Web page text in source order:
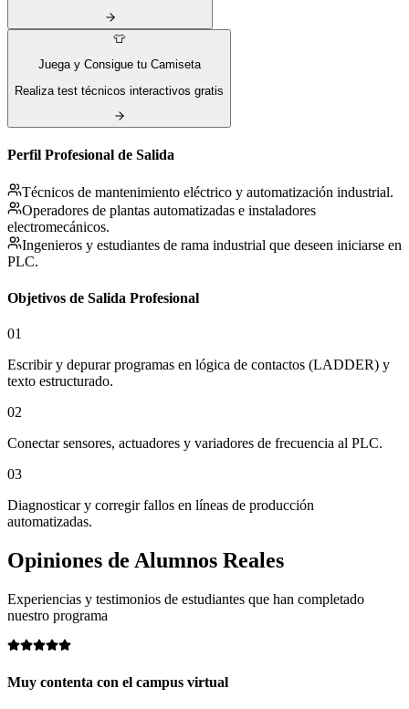
👕
Juega y Consigue tu Camiseta
Realiza test técnicos interactivos gratis
Perfil Profesional de Salida
Técnicos de mantenimiento eléctrico y automatización industrial.
Operadores de plantas automatizadas e instaladores
electromecánicos.
Ingenieros y estudiantes de rama industrial que deseen iniciarse en
PLC.
Objetivos de Salida Profesional
01
Escribir y depurar programas en lógica de contactos (LADDER) y
texto estructurado.
02
Conectar sensores, actuadores y variadores de frecuencia al PLC.
03
Diagnosticar y corregir fallos en líneas de producción
automatizadas.
Opiniones de Alumnos Reales
Experiencias y testimonios de estudiantes que han completado
nuestro programa
Muy contenta con el campus virtual